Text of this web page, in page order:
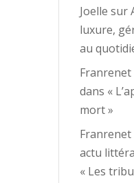
Joelle sur
luxure,
au
Franrenet
dans «
mort »
Franrenet
actu
« Les